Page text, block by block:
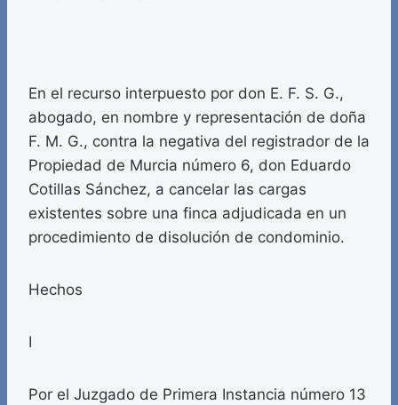
En el recurso interpuesto por don E. F. S. G.,
abogado, en nombre y representación de doña
F. M. G., contra la negativa del registrador de la
Propiedad de Murcia número 6, don Eduardo
Cotillas Sánchez, a cancelar las cargas
existentes sobre una finca adjudicada en un
procedimiento de disolución de condominio.
Hechos
I
Por el Juzgado de Primera Instancia número 13